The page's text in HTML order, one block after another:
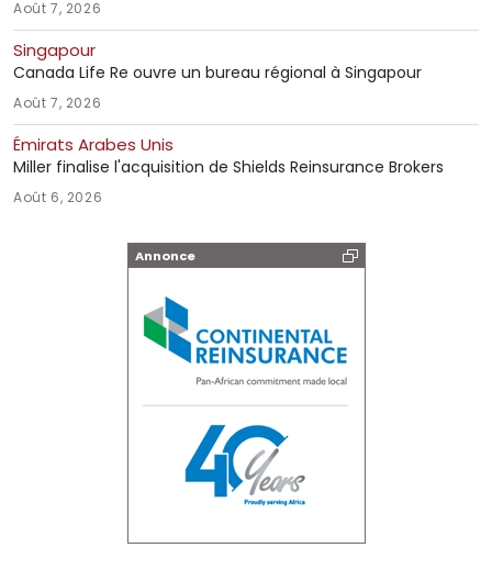
Août 7, 2026
Singapour
Canada Life Re ouvre un bureau régional à Singapour
Août 7, 2026
Émirats Arabes Unis
Miller finalise l'acquisition de Shields Reinsurance Brokers
Août 6, 2026
Annonce